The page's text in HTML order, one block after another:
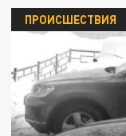
ПРОИСШЕСТВИЯ